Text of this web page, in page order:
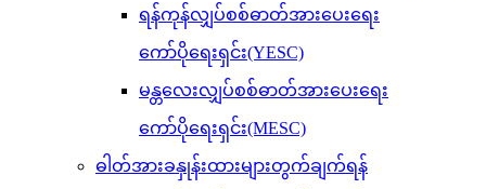
ရန်ကုန်လျှပ်စစ်ဓာတ်အားပေးရေး
ကော်ပိုရေးရှင်း(YESC)
မန္တလေးလျှပ်စစ်ဓာတ်အားပေးရေး
ကော်ပိုရေးရှင်း(MESC)
ဓါတ်အားခနှုန်းထားများတွက်ချက်ရန်